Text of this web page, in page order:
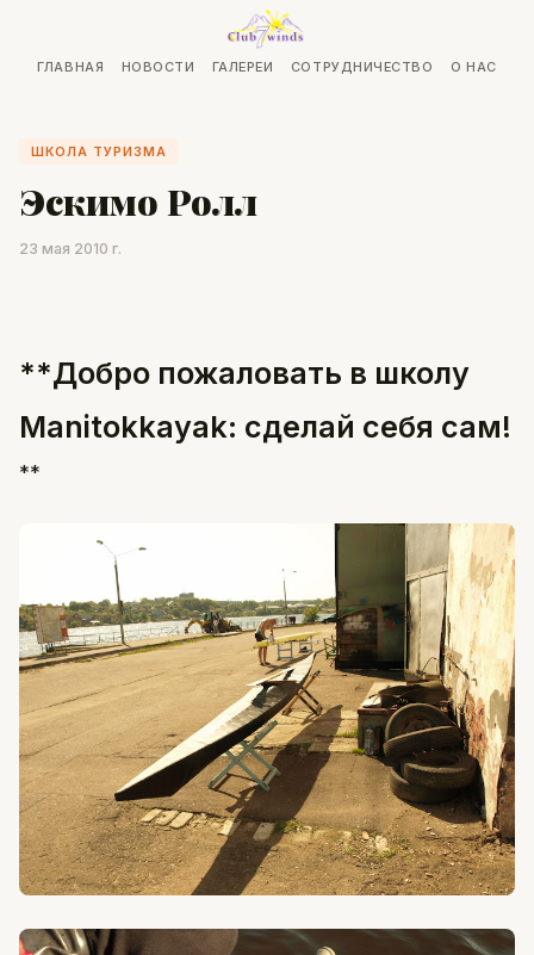
ГЛАВНАЯ НОВОСТИ ГАЛЕРЕИ СОТРУДНИЧЕСТВО О НАС
ШКОЛА ТУРИЗМА
Эскимо Ролл
23 мая 2010 г.
**Добро пожаловать в школу
Manitokkayak: сделай себя сам!
**